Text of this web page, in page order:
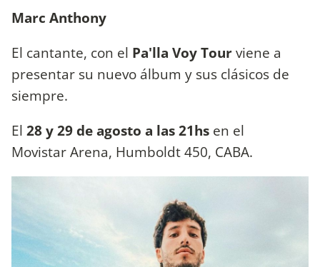
Marc Anthony
El cantante, con el Pa'lla Voy Tourviene a
presentar su nuevo álbum y sus clásicos de
siempre.
El 28 y29 de agosto a las 21hs en el
Movistar Arena, Humboldt 450, CABA.